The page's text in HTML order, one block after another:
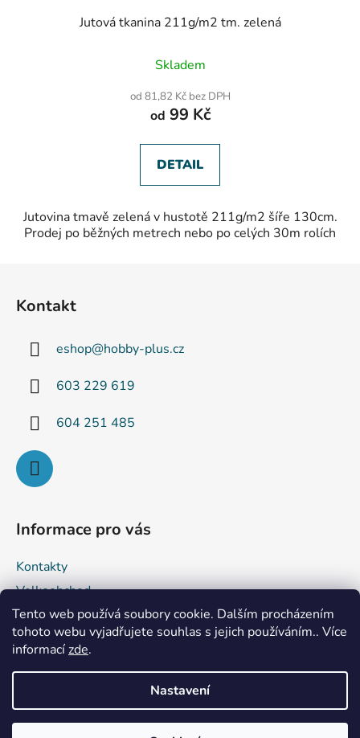
Tento web používá soubory cookie. Dalším procházením
tohoto webu vyjadřujete souhlas s jejich používáním.. Více
informacízde.
Nastavení
Jutová tkanina 211g/m2 tm. zelená
hodnocení
je
5,0
5
hvězdiček.
Skladem
od 81,82 Kč bez DPH
od 99 Kč
DETAIL
Jutovina tmavě zelená v hustotě 211g/m2 šíře 130cm.
Prodej po běžných metrech nebo po celých 30m rolích
Kontakt
eshop@hobby-plus.cz
603 229 619
604 251 485
Informace pro vás
Kontakty
Velkoobchod
Obchodní podmínky
Podmínky ochrany osobních údajů
Vytvořil Shoptet